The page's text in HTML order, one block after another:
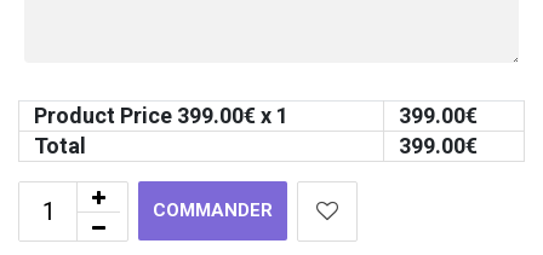
Product Price 399.00€ x 1 399.00€
Total
399.00€
COMMANDER